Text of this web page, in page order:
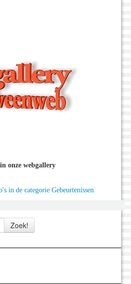
onze webgallery
in de categorie Gebeurtenissen